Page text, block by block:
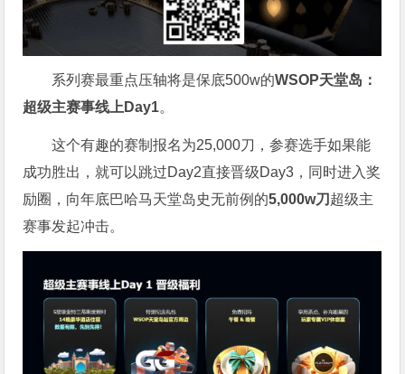
系列赛最重点压轴将是保底500w的WSOP天堂岛：
超级主赛事线上Day1。
这个有趣的赛制报名为25,000刀，参赛选手如果能
成功胜出，就可以跳过Day2直接晋级Day3，同时进入奖
励圈，向年底巴哈马天堂岛史无前例的5,000w刀 超级主
赛事发起冲击。